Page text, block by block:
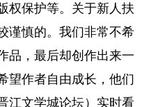
权保护等。关于新人扶
谨慎的。我们非常不希
品，最后却创作出来一
望作者自由成长，他们
江文学城论坛）实时看